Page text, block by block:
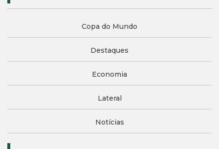
Copa do Mundo
Destaques
Economia
Lateral
Notícias